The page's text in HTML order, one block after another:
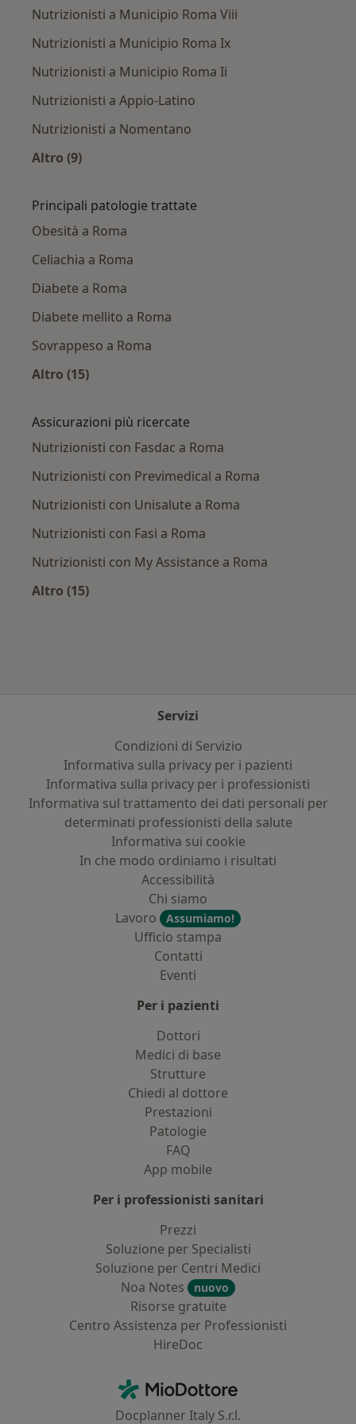
Nutrizionisti a Municipio Roma Viii
Nutrizionisti a Municipio Roma Ix
Nutrizionisti a Municipio Roma Ii
Nutrizionisti a Appio-Latino
Nutrizionisti a Nomentano
Altro (9)
Principali patologie trattate
Obesità a Roma
Celiachia a Roma
Diabete a Roma
Diabete mellito a Roma
Sovrappeso a Roma
Altro (15)
Assicurazioni più ricercate
Nutrizionisti con Fasdac a Roma
Nutrizionisti con Previmedical a Roma
Nutrizionisti con Unisalute a Roma
Nutrizionisti con Fasi a Roma
Nutrizionisti con My Assistance a Roma
Altro (15)
Servizi
Condizioni di Servizio
Informativa sulla privacy per i pazienti
Informativa sulla privacy per i professionisti
Informativa sul trattamento dei dati personali per
determinati professionisti della salute
Informativa sui cookie
In che modo ordiniamo i risultati
Accessibilità
Chi siamo
Lavoro
Assumiamo!
Ufficio stampa
Contatti
Eventi
Per i pazienti
Dottori
Medici di base
Strutture
Chiedi al dottore
Prestazioni
Patologie
FAQ
App mobile
Per i professionisti sanitari
Prezzi
Soluzione per Specialisti
Soluzione per Centri Medici
Noa Notes
nuovo
Risorse gratuite
Centro Assistenza per Professionisti
HireDoc
MioDottore - Homepage
Docplanner Italy S.r.l.